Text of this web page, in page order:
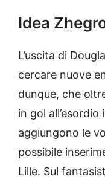
Idea
L’uscita di
cercare nuove
dunque, che
in gol
aggiungono le
possibile
Lille. Sul